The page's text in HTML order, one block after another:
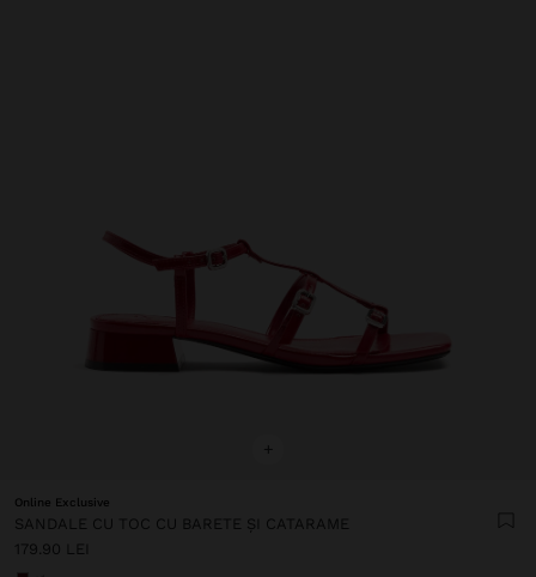
+
Online Exclusive
SANDALE CU TOC CU BARETE ȘI CATARAME
179.90 LEI